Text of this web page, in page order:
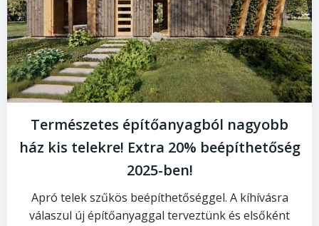
Természetes építőanyagból nagyobb
ház kis telekre! Extra 20% beépíthetőség
2025-ben!
Apró telek szűkös beépíthetőséggel. A kíhívásra
válaszul új építőanyaggal terveztünk és elsőként